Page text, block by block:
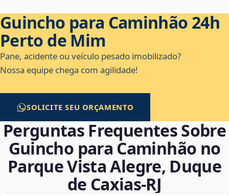
Guincho para Caminhão 24h
Perto de Mim
Pane, acidente ou veículo pesado imobilizado?
Nossa equipe chega com agilidade!
SOLICITE SEU ORÇAMENTO
Perguntas Frequentes Sobre
Guincho para Caminhão no
Parque Vista Alegre, Duque
de Caxias‑RJ